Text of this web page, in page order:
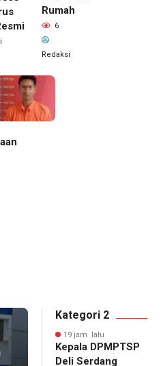
Rumah
6
Redaksi
Kategori 2
19 jam lalu
Kepala DPMPTSP
Deli Serdang